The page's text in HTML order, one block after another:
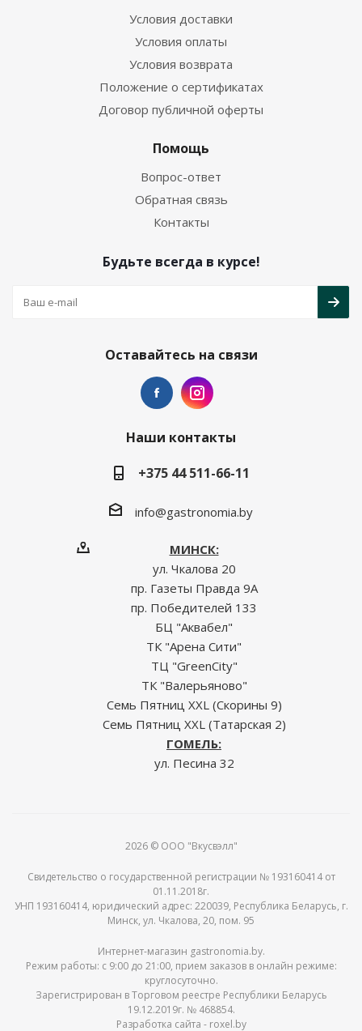
Условия доставки
Условия оплаты
Условия возврата
Положение о сертификатах
Договор публичной оферты
Помощь
Вопрос-ответ
Обратная связь
Контакты
Будьте всегда в курсе!
Оставайтесь на связи
Наши контакты
+375 44 511-66-11
info@gastronomia.by
МИНСК:
ул. Чкалова 20
пр. Газеты Правда 9А
пр. Победителей 133
БЦ "Аквабел"
ТК "Арена Сити"
ТЦ "GreenCity"
ТК "Валерьяново"
Семь Пятниц XXL (Скорины 9)
Семь Пятниц XXL (Татарская 2)
ГОМЕЛЬ:
ул. Песина 32
2026 © ООО "Вкусвэлл"
Свидетельство о государственной регистрации № 193160414 от
01.11.2018г.
УНП 193160414, юридический адрес: 220039, Республика Беларусь, г.
Минск, ул. Чкалова, 20, пом. 95
Интернет-магазин gastronomia.by.
Режим работы: c 9:00 до 21:00, прием заказов в онлайн режиме:
круглосуточно.
Зарегистрирован в Торговом реестре Республики Беларусь
19.12.2019г. № 468854.
Разработка сайта - roxel.by